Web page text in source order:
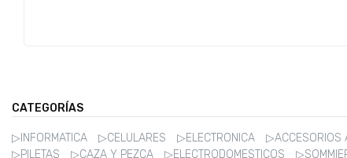
CATEGORÍAS
▷INFORMATICA ▷CELULARES ▷ELECTRONICA ▷ACCESORIOS
▷PILETAS
▷CAZA Y PEZCA ▷ELECTRODOMESTICOS